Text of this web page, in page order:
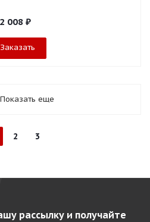
2 008 ₽
Заказать
Показать еще
2 3
рассылку и получайте